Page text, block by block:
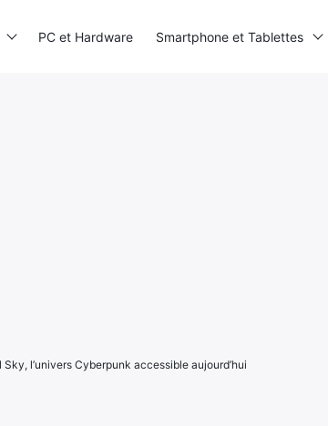
l’univers Cyberpunk accessible aujourd’hui
PC et Hardware Smartphone et Tablettes